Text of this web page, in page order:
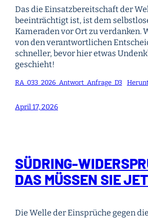
Das die Einsatzbereitschaft der
beeinträchtigt ist, ist dem
Kameraden vor Ort zu verdanken.
von den verantwortlichen
schneller, bevor hier etwas
geschieht!
RA_033_2026_Antwort_Anfrage_D3
April 17, 2026
SÜDRING-
DAS MÜSSEN SIE
Die Welle der Einsprüche gegen